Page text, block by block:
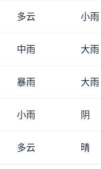
多云 小雨
中雨 大雨
暴雨 大雨
小雨 阴
多云 晴